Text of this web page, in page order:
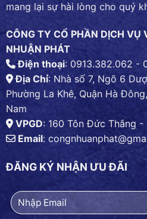
mang lại sự hài lòng cho quý
CÔNG TY CỔ PHẦN DỊCH VỤ
NHUẬN PHÁT
Điện thoại: 0913.382.062 -
Địa Chỉ: Nhà số 7, Ngõ 6
Phường La Khê, Quận Hà
Nam
VPGD: 160 Tôn Đức Thắng
Email:
ĐĂNG KÝ NHẬN ƯU ĐÃI